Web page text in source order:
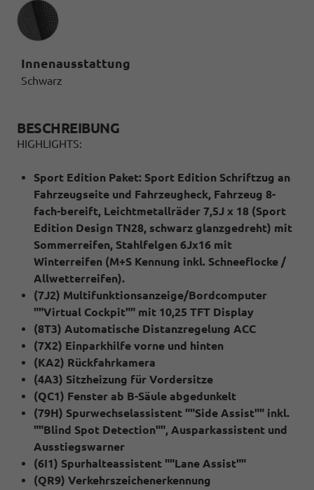
Innenausstattung
Innenausstattung
Schwarz
BESCHREIBUNG
HIGHLIGHTS:
Sport Edition Paket: Sport Edition Schriftzug an
Fahrzeugseite und Fahrzeugheck, Fahrzeug 8-
fach-bereift, Leichtmetallräder 7,5J x 18 (Sport
Edition Design TN28, schwarz glanzgedreht) mit
Sommerreifen, Stahlfelgen 6Jx16 mit
Winterreifen (M+S Kennung inkl. Schneeflocke /
Allwetterreifen).
(7J2) Multifunktionsanzeige/Bordcomputer
""Virtual Cockpit"" mit 10,25 TFT Display
(8T3) Automatische Distanzregelung ACC
(7X2) Einparkhilfe vorne und hinten
(KA2) Rückfahrkamera
(4A3) Sitzheizung für Vordersitze
(QC1) Fenster ab B-Säule abgedunkelt
(79H) Spurwechselassistent ""Side Assist"" inkl.
""Blind Spot Detection"", Ausparkassistent und
Ausstiegswarner
(6I1) Spurhalteassistent ""Lane Assist""
(QR9) Verkehrszeichenerkennung